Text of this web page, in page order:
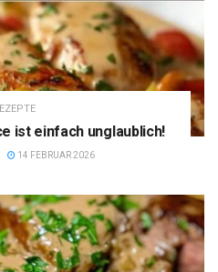
ist einfach unglaublich!
14 FEBRUAR 2026